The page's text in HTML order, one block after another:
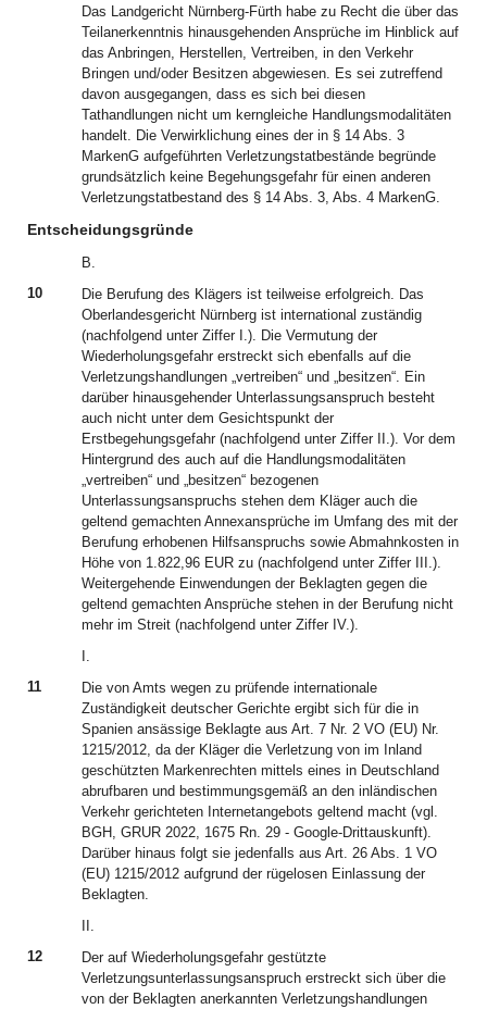
Das Landgericht Nürnberg-Fürth habe zu Recht die über das
Teilanerkenntnis hinausgehenden Ansprüche im Hinblick auf
das Anbringen, Herstellen, Vertreiben, in den Verkehr
Bringen und/oder Besitzen abgewiesen. Es sei zutreffend
davon ausgegangen, dass es sich bei diesen
Tathandlungen nicht um kerngleiche Handlungsmodalitäten
handelt. Die Verwirklichung eines der in § 14 Abs. 3
MarkenG aufgeführten Verletzungstatbestände begründe
grundsätzlich keine Begehungsgefahr für einen anderen
Verletzungstatbestand des § 14 Abs. 3, Abs. 4 MarkenG.
Entscheidungsgründe
B.
10
Die Berufung des Klägers ist teilweise erfolgreich. Das
Oberlandesgericht Nürnberg ist international zuständig
(nachfolgend unter Ziffer I.). Die Vermutung der
Wiederholungsgefahr erstreckt sich ebenfalls auf die
Verletzungshandlungen „vertreiben“ und „besitzen“. Ein
darüber hinausgehender Unterlassungsanspruch besteht
auch nicht unter dem Gesichtspunkt der
Erstbegehungsgefahr (nachfolgend unter Ziffer II.). Vor dem
Hintergrund des auch auf die Handlungsmodalitäten
„vertreiben“ und „besitzen“ bezogenen
Unterlassungsanspruchs stehen dem Kläger auch die
geltend gemachten Annexansprüche im Umfang des mit der
Berufung erhobenen Hilfsanspruchs sowie Abmahnkosten in
Höhe von 1.822,96 EUR zu (nachfolgend unter Ziffer III.).
Weitergehende Einwendungen der Beklagten gegen die
geltend gemachten Ansprüche stehen in der Berufung nicht
mehr im Streit (nachfolgend unter Ziffer IV.).
I.
11
Die von Amts wegen zu prüfende internationale
Zuständigkeit deutscher Gerichte ergibt sich für die in
Spanien ansässige Beklagte aus Art. 7 Nr. 2 VO (EU) Nr.
1215/2012, da der Kläger die Verletzung von im Inland
geschützten Markenrechten mittels eines in Deutschland
abrufbaren und bestimmungsgemäß an den inländischen
Verkehr gerichteten Internetangebots geltend macht (vgl.
BGH, GRUR 2022, 1675 Rn. 29 - Google-Drittauskunft).
Darüber hinaus folgt sie jedenfalls aus Art. 26 Abs. 1 VO
(EU) 1215/2012 aufgrund der rügelosen Einlassung der
Beklagten.
II.
12
Der auf Wiederholungsgefahr gestützte
Verletzungsunterlassungsanspruch erstreckt sich über die
von der Beklagten anerkannten Verletzungshandlungen